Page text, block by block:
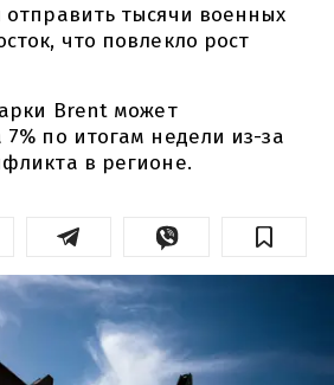
отправить тысячи военных
что повлекло рост
Brent может
7% по итогам недели из-за
в регионе.